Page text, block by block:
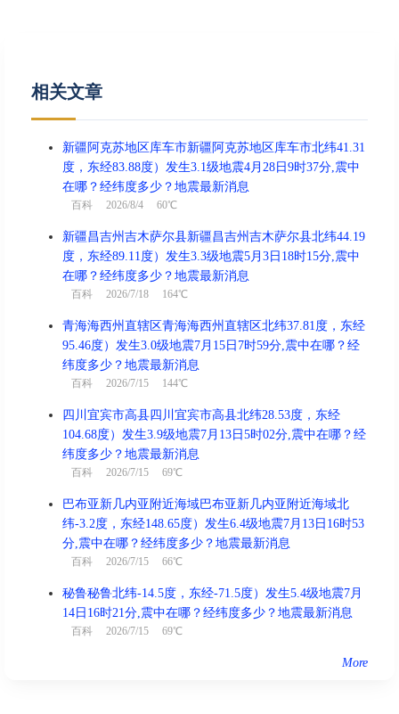
相关文章
新疆阿克苏地区库车市新疆阿克苏地区库车市北纬41.31
度，东经83.88度）发生3.1级地震4月28日9时37分,震中
在哪？经纬度多少？地震最新消息
百科 2026/8/4 60℃
新疆昌吉州吉木萨尔县新疆昌吉州吉木萨尔县北纬44.19
度，东经89.11度）发生3.3级地震5月3日18时15分,震中
在哪？经纬度多少？地震最新消息
百科 2026/7/18 164℃
青海海西州直辖区青海海西州直辖区北纬37.81度，东经
95.46度）发生3.0级地震7月15日7时59分,震中在哪？经
纬度多少？地震最新消息
百科 2026/7/15 144℃
四川宜宾市高县四川宜宾市高县北纬28.53度，东经
104.68度）发生3.9级地震7月13日5时02分,震中在哪？经
纬度多少？地震最新消息
百科 2026/7/15 69℃
巴布亚新几内亚附近海域巴布亚新几内亚附近海域北
纬-3.2度，东经148.65度）发生6.4级地震7月13日16时53
分,震中在哪？经纬度多少？地震最新消息
百科 2026/7/15 66℃
秘鲁秘鲁北纬-14.5度，东经-71.5度）发生5.4级地震7月
14日16时21分,震中在哪？经纬度多少？地震最新消息
百科 2026/7/15 69℃
More